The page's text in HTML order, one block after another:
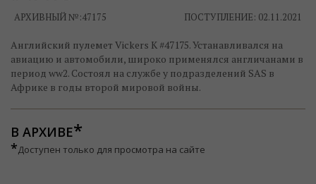
АРХИВНЫЙ №:47175 ПОСТУПЛЕНИЕ: 02.11.2021
Английский пулемет Vickers K #47175. Устанавливался на
авиацию и автомобили, широко применялся англичанами в
период ww2. Состоял на службе у подразделений SAS в
Африке в годы второй мировой войны.
В АРХИВЕ
*Доступен только для просмотра на сайте